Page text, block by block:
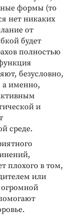
формы (то
нет никаких
от
будет
полностью
безусловно,
именно,
и
среде.
плохого в том,
или
огромной